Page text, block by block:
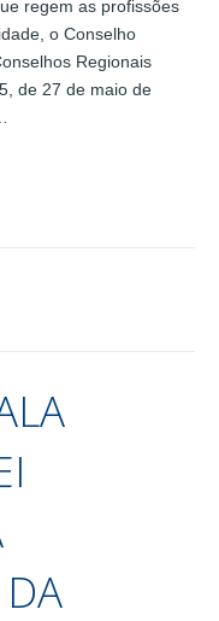
regem as profissões
o Conselho
Regionais
de 27 de maio de